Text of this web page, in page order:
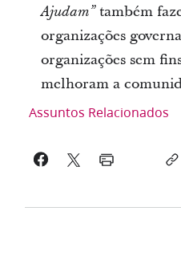
Ajudam”também
organizações
organizações sem
melhoram a
Assuntos Relacionados